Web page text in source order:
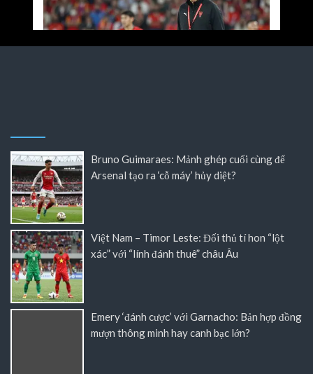
Bruno Guimaraes: Mảnh ghép cuối cùng để
Arsenal tạo ra ‘cỗ máy’ hủy diệt?
Việt Nam – Timor Leste: Đối thủ tí hon “lột
xác” với “lính đánh thuê” châu Âu
Emery ‘đánh cược’ với Garnacho: Bản hợp đồng
mượn thông minh hay canh bạc lớn?